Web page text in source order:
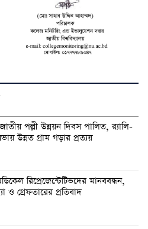
পল্লী উন্নয়ন দিবস পালিত, র‍্যালি-
উন্নত গ্রাম গড়ার প্রত্যয়
রিপ্রেজেন্টেটিভদের মানববন্ধন,
ও গ্রেফতারের প্রতিবাদ